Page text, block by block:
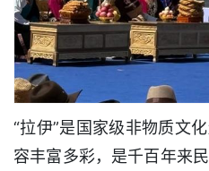
“拉伊”是国家级非物质文
容丰富多彩，是千百年来